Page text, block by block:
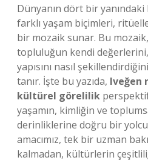
Dünyanın dört bir
farklı yaşam biçimleri,
bir mozaik sunar. Bu
topluluğun kendi değerlerini,
yapısını nasıl
tanır. İşte bu yazıda, Iveğen
kültürel görelilik
yaşamın, kimliğin ve
derinliklerine doğru bir
amacımız, tek bir uzman
kalmadan, kültürlerin